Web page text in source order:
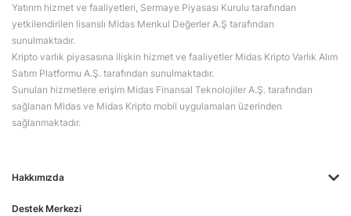
Hakkımızda
Destek Merkezi
Yatırım hizmet ve faaliyetleri, Sermaye Piyasası Kurulu tarafından
yetkilendirilen lisanslı Midas Menkul Değerler A.Ş tarafından
sunulmaktadır.
Kripto varlık piyasasına ilişkin hizmet ve faaliyetler Midas Kripto Varlık Alım
Satım Platformu A.Ş. tarafından sunulmaktadır.
Sunulan hizmetlere erişim Midas Finansal Teknolojiler A.Ş. tarafından
sağlanan Midas ve Midas Kripto mobil uygulamaları üzerinden
sağlanmaktadır.